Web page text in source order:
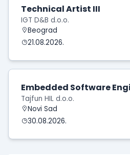
Technical Artist III
IGT D&B d.o.o.
Beograd
21.08.2026.
Embedded Software
Tajfun HIL d.o.o.
Novi Sad
30.08.2026.